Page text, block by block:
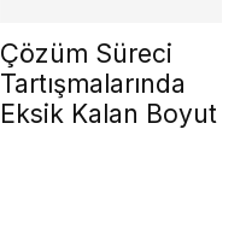
Çözüm Süreci
Tartışmalarında
Eksik Kalan Boyut